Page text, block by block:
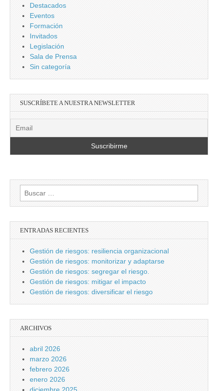
Destacados
Eventos
Formación
Invitados
Legislación
Sala de Prensa
Sin categoría
SUSCRÍBETE A NUESTRA NEWSLETTER
Buscar:
ENTRADAS RECIENTES
Gestión de riesgos: resiliencia organizacional
Gestión de riesgos: monitorizar y adaptarse
Gestión de riesgos: segregar el riesgo.
Gestión de riesgos: mitigar el impacto
Gestión de riesgos: diversificar el riesgo
ARCHIVOS
abril 2026
marzo 2026
febrero 2026
enero 2026
diciembre 2025